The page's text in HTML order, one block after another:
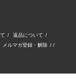
/ 返品について /
メルマガ登録・解除 / /